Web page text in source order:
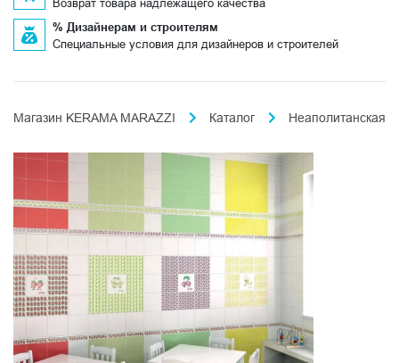
% Дизайнерам и строителям
Специальные условия для дизайнеров и строителей
Магазин KERAMA MARAZZI Каталог Неаполитанская